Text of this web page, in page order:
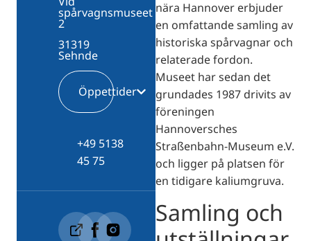
nära Hannover erbjuder
en omfattande samling av
historiska spårvagnar och
relaterade fordon.
Museet har sedan det
grundades 1987 drivits av
föreningen
Hannoversches
Straßenbahn-Museum e.V.
och ligger på platsen för
en tidigare kaliumgruva.
Samling och
spårvagnsmuseet
2
31319
Sehnde
Öppettider
+49 5138
45 75